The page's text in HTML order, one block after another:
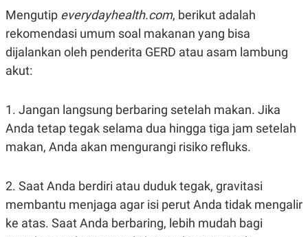
Mengutip everydayhealth.com, berikut adalah
rekomendasi umum soal makanan yang bisa
dijalankan oleh penderita GERD atau asam lambung
akut:
1. Jangan langsung berbaring setelah makan. Jika
Anda tetap tegak selama dua hingga tiga jam setelah
makan, Anda akan mengurangi risiko refluks.
2. Saat Anda berdiri atau duduk tegak, gravitasi
membantu menjaga agar isi perut Anda tidak mengalir
ke atas. Saat Anda berbaring, lebih mudah bagi